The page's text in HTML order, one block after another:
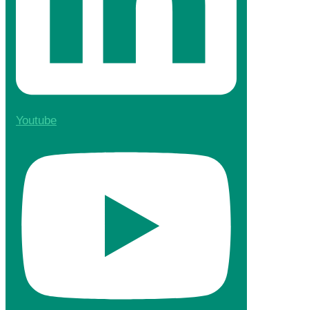
Youtube